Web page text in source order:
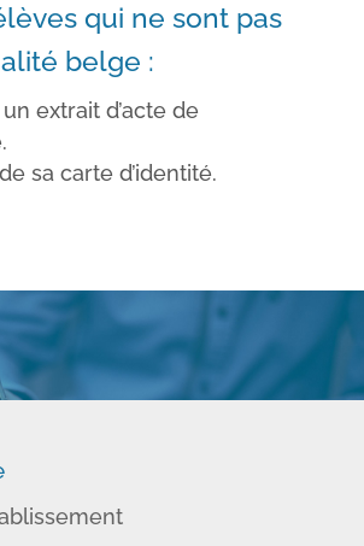
qui ne sont pas
belge :
extrait d’acte de
sa carte d’identité.